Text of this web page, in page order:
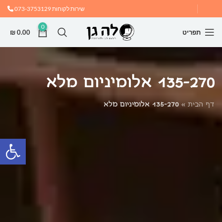
שירות לקוחות073-3753129
תפריט
0
₪0.00
135-270 אלומיניום מלא
דף הבית » 135-270 אלומיניום מלא